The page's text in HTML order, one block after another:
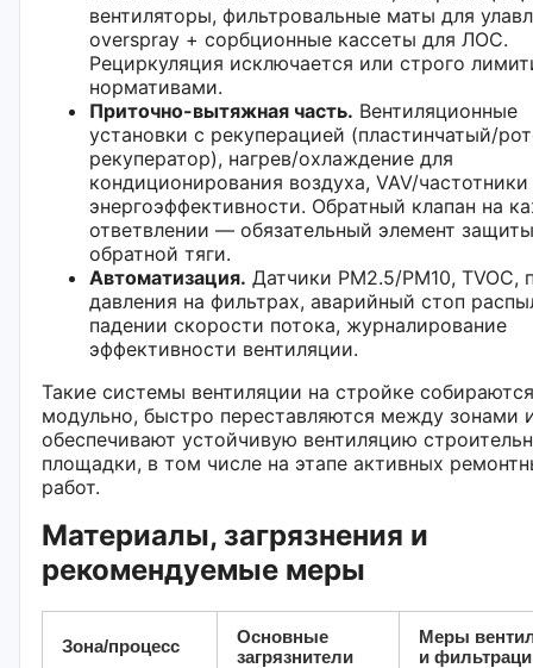
вентиляторы, фильтровальные маты для
overspray + сорбционные кассеты для ЛОС.
Рециркуляция исключается или строго
нормативами.
Приточно-вытяжная часть. Вентиляционные
установки с рекуперацией (пластинчатый/
рекуператор), нагрев/охлаждение для
кондиционирования воздуха, VAV/
энергоэффективности. Обратный клапан на
ответвлении — обязательный элемент
обратной тяги.
Автоматизация. Датчики PM2.5/PM10, TVOC,
давления на фильтрах, аварийный стоп
падении скорости потока, журналирование
эффективности вентиляции.
Такие системы вентиляции на стройке собираются
модульно, быстро переставляются между зонами
обеспечивают устойчивую вентиляцию
площадки, в том числе на этапе активных
работ.
Материалы, загрязнения и
рекомендуемые меры
Зона/процесс
Основные
загрязнители
Меры
и